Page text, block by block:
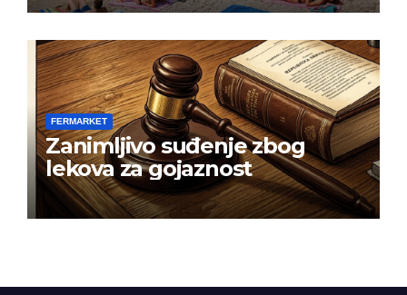
FERMARKET
Zanimljivo suđenje zbog
lekova za gojaznost